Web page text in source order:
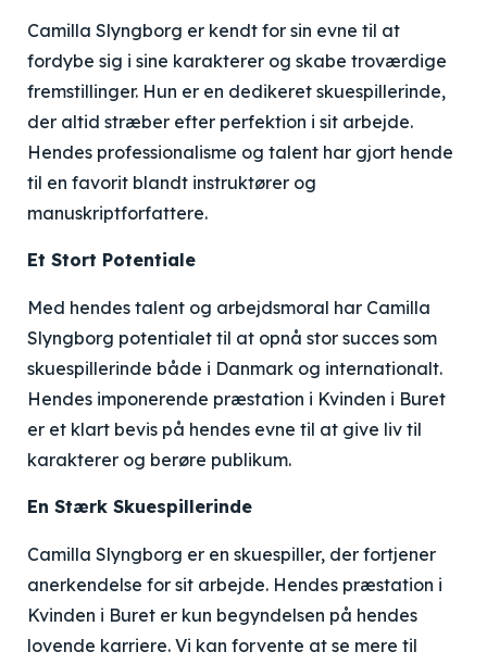
Camilla Slyngborg er kendt for sin evne til at
fordybe sig i sine karakterer og skabe troværdige
fremstillinger. Hun er en dedikeret skuespillerinde,
der altid stræber efter perfektion i sit arbejde.
Hendes professionalisme og talent har gjort hende
til en favorit blandt instruktører og
manuskriptforfattere.
Et Stort Potentiale
Med hendes talent og arbejdsmoral har Camilla
Slyngborg potentialet til at opnå stor succes som
skuespillerinde både i Danmark og internationalt.
Hendes imponerende præstation i Kvinden i Buret
er et klart bevis på hendes evne til at give liv til
karakterer og berøre publikum.
En Stærk Skuespillerinde
Camilla Slyngborg er en skuespiller, der fortjener
anerkendelse for sit arbejde. Hendes præstation i
Kvinden i Buret er kun begyndelsen på hendes
lovende karriere. Vi kan forvente at se mere til